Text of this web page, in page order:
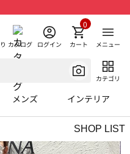
カタログ ログイン カート
0
メニュー
カテゴリ
メンズ インテリア
SHOP LIST